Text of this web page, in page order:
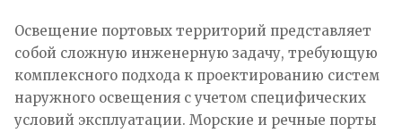
Освещение портовых территорий представляет
собой сложную инженерную задачу, требующую
комплексного подхода к проектированию систем
наружного освещения с учетом специфических
условий эксплуатации. Морские и речные порты